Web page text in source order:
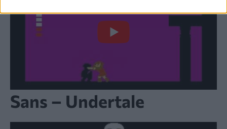
Sans – Undertale